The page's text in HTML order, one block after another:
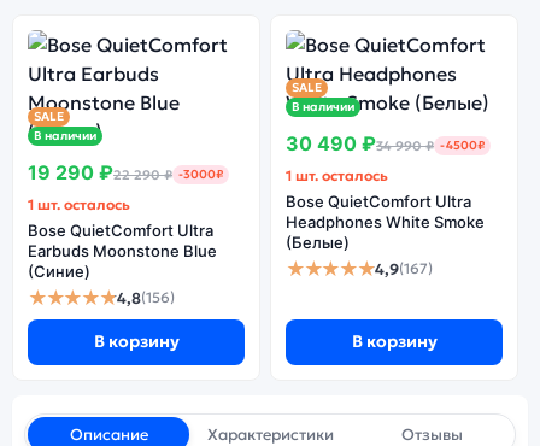
SALE
В наличии
19 290 ₽22 290 ₽ -3000₽
1 шт. осталось
Bose QuietComfort Ultra
Earbuds Moonstone Blue
(Синие)
★★★★★4,8(156)
В корзину
SALE
В наличии
30 490 ₽34 990 ₽ -4500₽
1 шт. осталось
Bose QuietComfort Ultra
Headphones White Smoke
(Белые)
★★★★★4,9(167)
В корзину
Описание Характеристики Отзывы